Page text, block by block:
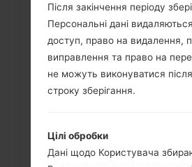
Як скинути до
налаштувань за
Після закінчення періоду
Персональні дані
доступ, право на видалення,
виправлення та право на
не можуть виконуватися
строку зберігання.
Цілі обробки
Дані щодо Користувача